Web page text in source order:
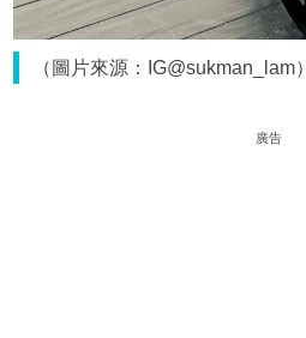
（圖片來源：IG@sukman_lam）
廣告